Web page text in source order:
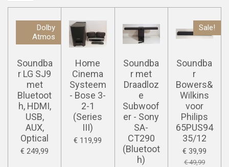
Dolby
Atmos
Soundba
r LG SJ9
met
Bluetoot
h, HDMI,
USB,
AUX,
Optical
€ 249,99
Home
Cinema
Systeem
- Bose 3-
2-1
(Series
III)
€ 119,99
Soundba
r met
Draadloz
e
Subwoof
er - Sony
SA-
CT290
(Bluetoot
h)
Sale!
Soundba
r
Bowers&
Wilkins
voor
Philips
65PUS94
35/12
€ 39,99
€ 49,99